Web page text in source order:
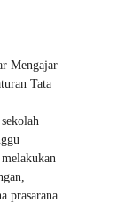
Mengajar
Tata
prasarana